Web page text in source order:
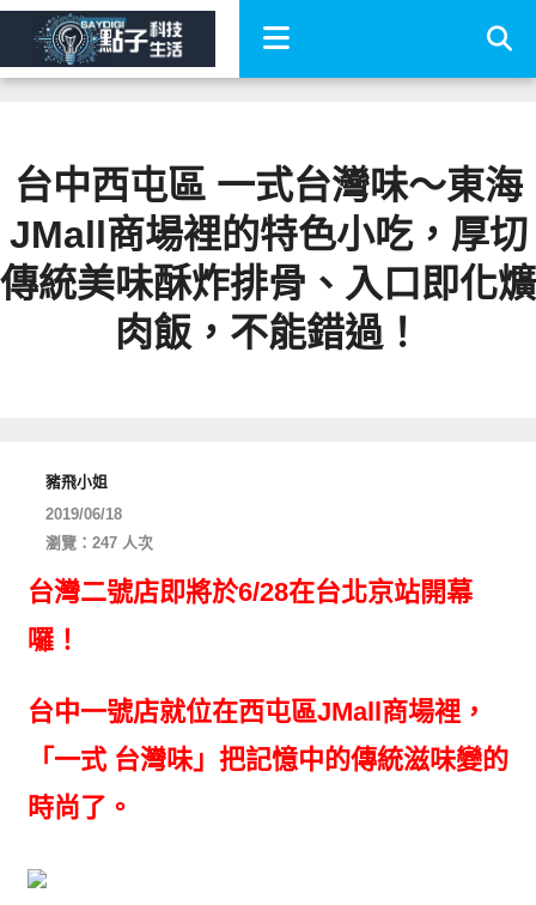
台中西屯區 一式台灣味～東海
JMall商場裡的特色小吃，厚切
傳統美味酥炸排骨、入口即化爌
肉飯，不能錯過！
豬飛小姐
2019/06/18
瀏覽：247 人次
台灣二號店即將於6/28在台北京站開幕
囉！
台中一號店就位在西屯區JMall商場裡，
「一式 台灣味」把記憶中的傳統滋味變的
時尚了。